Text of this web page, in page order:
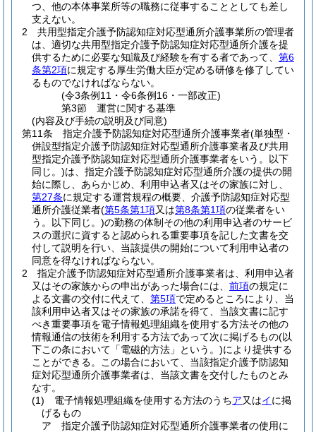
つ、他の本体事業所等の職務に従事することとしても差し
支えない。
2
共用型指定介護予防認知症対応型通所介護事業所の管理者
は、適切な共用型指定介護予防認知症対応型通所介護を提
供するために必要な知識及び経験を有する者であって、 第6
条第2項に規定する厚生労働大臣が定める研修を修了してい
るものでなければならない。
(令3条例11・令6条例16・一部改正)
第3節
運営に関する基準
(内容及び手続の説明及び同意)
第11条
指定介護予防認知症対応型通所介護事業者(単独型・
併設型指定介護予防認知症対応型通所介護事業者及び共用
型指定介護予防認知症対応型通所介護事業者をいう。以下
同じ。)は、指定介護予防認知症対応型通所介護の提供の開
始に際し、あらかじめ、利用申込者又はその家族に対し、
第27条に規定する運営規程の概要、介護予防認知症対応型
通所介護従業者(第5条第1項又は第8条第1項の従業者をい
う。以下同じ。)の勤務の体制その他の利用申込者のサービ
スの選択に資すると認められる重要事項を記した文書を交
付して説明を行い、当該提供の開始について利用申込者の
同意を得なければならない。
2
指定介護予防認知症対応型通所介護事業者は、利用申込者
又はその家族からの申出があった場合には、 前項の規定に
よる文書の交付に代えて、 第5項で定めるところにより、当
該利用申込者又はその家族の承諾を得て、当該文書に記す
べき重要事項を電子情報処理組織を使用する方法その他の
情報通信の技術を利用する方法であって次に掲げるもの(以
下この条において「電磁的方法」という。)により提供する
ことができる。
この場合において、当該指定介護予防認知
症対応型通所介護事業者は、当該文書を交付したものとみ
なす。
(1)
電子情報処理組織を使用する方法のうちア又はイに掲
げるもの
ア
指定介護予防認知症対応型通所介護事業者の使用に